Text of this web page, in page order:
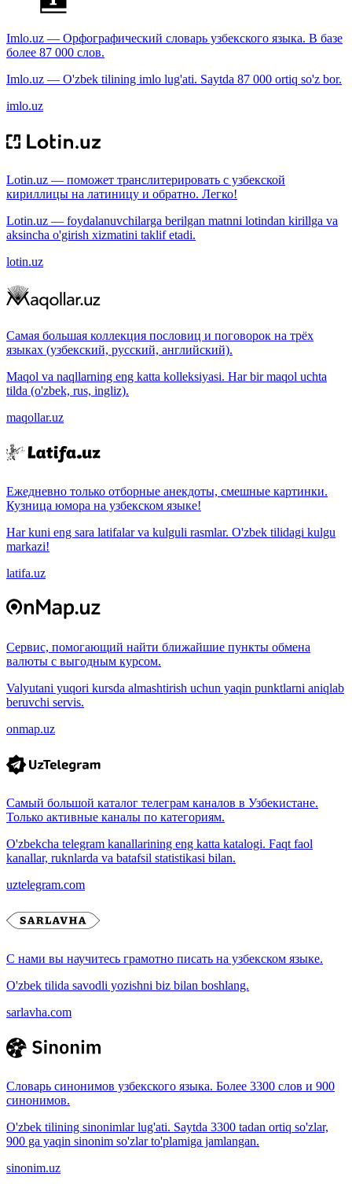
Imlo.uz — Орфографический словарь узбекского языка. В базе
более 87 000 слов.
Imlo.uz — O'zbek tilining imlo lug'ati. Saytda 87 000 ortiq so'z bor.
imlo.uz
Lotin.uz — поможет транслитерировать с узбекской
кириллицы на латиницу и обратно. Легко!
Lotin.uz — foydalanuvchilarga berilgan matnni lotindan kirillga va
aksincha o'girish xizmatini taklif etadi.
lotin.uz
Самая большая коллекция пословиц и поговорок на трёх
языках (узбекский, русский, английский).
Maqol va naqllarning eng katta kolleksiyasi. Har bir maqol uchta
tilda (o'zbek, rus, ingliz).
maqollar.uz
Ежедневно только отборные анекдоты, смешные картинки.
Кузница юмора на узбекском языке!
Har kuni eng sara latifalar va kulguli rasmlar. O'zbek tilidagi kulgu
markazi!
latifa.uz
Сервис, помогающий найти ближайшие пункты обмена
валюты с выгодным курсом.
Valyutani yuqori kursda almashtirish uchun yaqin punktlarni aniqlab
beruvchi servis.
onmap.uz
Самый большой каталог телеграм каналов в Узбекистане.
Только активные каналы по категориям.
O'zbekcha telegram kanallarining eng katta katalogi. Faqt faol
kanallar, ruknlarda va batafsil statistikasi bilan.
uztelegram.com
С нами вы научитесь грамотно писать на узбекском языке.
O'zbek tilida savodli yozishni biz bilan boshlang.
sarlavha.com
Словарь синонимов узбекского языка. Более 3300 слов и 900
синонимов.
O'zbek tilining sinonimlar lug'ati. Saytda 3300 tadan ortiq so'zlar,
900 ga yaqin sinonim so'zlar to'plamiga jamlangan.
sinonim.uz